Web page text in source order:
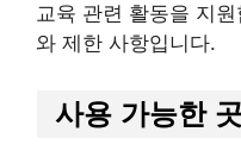
교육 관련 활동을 지
와 제한 사항입니다.
사용 가능한